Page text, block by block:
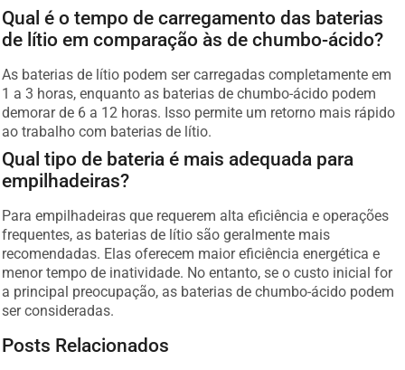
Qual é o tempo de carregamento das baterias
de lítio em comparação às de chumbo-ácido?
As baterias de lítio podem ser carregadas completamente em
1 a 3 horas, enquanto as baterias de chumbo-ácido podem
demorar de 6 a 12 horas. Isso permite um retorno mais rápido
ao trabalho com baterias de lítio.
Qual tipo de bateria é mais adequada para
empilhadeiras?
Para empilhadeiras que requerem alta eficiência e operações
frequentes, as baterias de lítio são geralmente mais
recomendadas. Elas oferecem maior eficiência energética e
menor tempo de inatividade. No entanto, se o custo inicial for
a principal preocupação, as baterias de chumbo-ácido podem
ser consideradas.
Posts Relacionados